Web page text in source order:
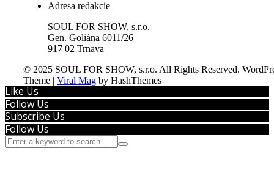
Adresa redakcie
SOUL FOR SHOW, s.r.o.
Gen. Goliána 6011/26
917 02 Trnava
© 2025 SOUL FOR SHOW, s.r.o. All Rights Reserved.
Theme
Viral Mag by HashThemes
Like Us
Follow Us
Subscribe Us
Follow Us